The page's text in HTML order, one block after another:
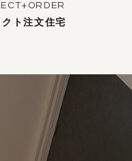
クト注文住宅